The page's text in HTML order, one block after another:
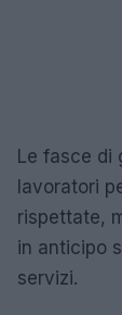
Le fasce di
lavoratori
rispettate,
in anticipo
servizi.